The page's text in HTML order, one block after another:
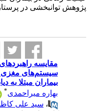
پژوهش توانبخشی در پرستاری. ۱۳۹۸; ۶ (۲)
مقایسه
سیستم‌های مغزی
بیماران مبتلا به
بهاره میراحمدی*
،سید علی